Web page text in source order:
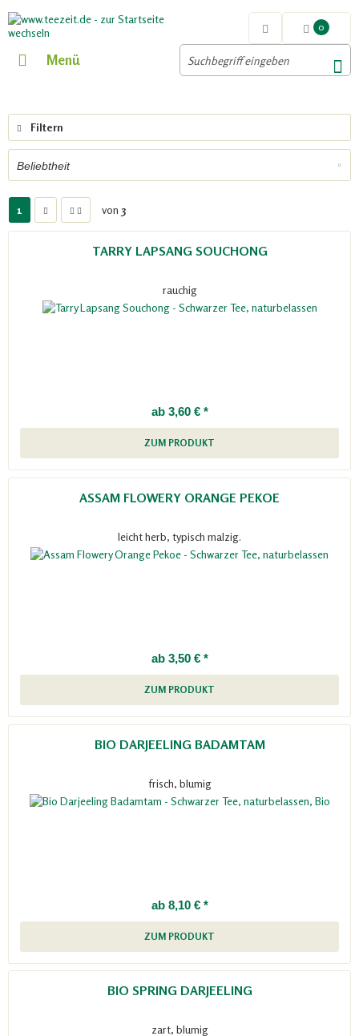
0
Menü
Filtern
1 von 3
TARRY LAPSANG SOUCHONG
rauchig
ab 3,60 € *
ZUM PRODUKT
ASSAM FLOWERY ORANGE PEKOE
leicht herb, typisch malzig.
ab 3,50 € *
ZUM PRODUKT
BIO DARJEELING BADAMTAM
frisch, blumig
ab 8,10 € *
ZUM PRODUKT
BIO SPRING DARJEELING
zart, blumig